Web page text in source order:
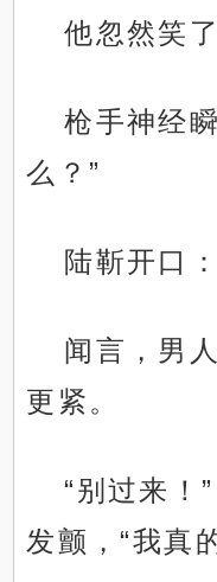
他忽然笑
枪手神经
么？”
陆靳开口
闻言，男
更紧。
“别过来！
发颤，“我真